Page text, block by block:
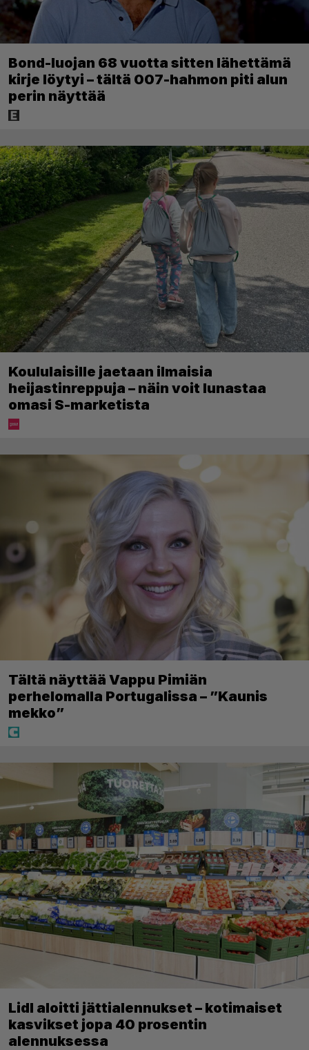
Bond-luojan 68 vuotta sitten lähettämä
kirje löytyi – tältä 007-hahmon piti alun
perin näyttää
Koululaisille jaetaan ilmaisia
heijastinreppuja – näin voit lunastaa
omasi S-marketista
Tältä näyttää Vappu Pimiän
perhelomalla Portugalissa – ”Kaunis
mekko”
Lidl aloitti jättialennukset – kotimaiset
kasvikset jopa 40 prosentin
alennuksessa